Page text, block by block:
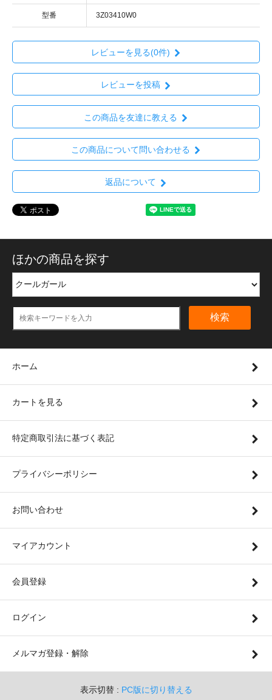
型番 3Z03410W0
レビューを見る(0件)
レビューを投稿
この商品を友達に教える
この商品について問い合わせる
返品について
ほかの商品を探す
検索
ホーム
カートを見る
特定商取引法に基づく表記
プライバシーポリシー
お問い合わせ
マイアカウント
会員登録
ログイン
メルマガ登録・解除
表示切替 : PC版に切り替える